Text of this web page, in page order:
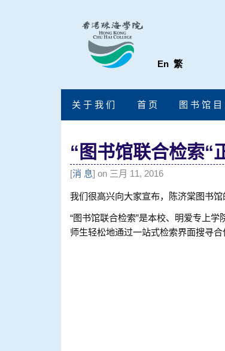
En 繁
关 于 我 们 首 页 图 书 馆 目
“ 图书馆联合检索“
[消 息] on 三月 11, 2016
我们很高兴向大家宣布，陈济棠图书馆
“图书馆联合检索”是本校、明爱专上
师生轻松地通过一站式检索界面搜寻合